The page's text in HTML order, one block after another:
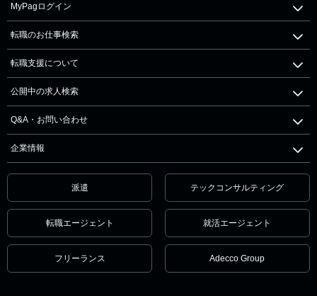
MyPagログイン
転職のお仕事検索
転職支援について
公開中の求人検索
Q&A・お問い合わせ
企業情報
派遣 テックコンサルティング
転職エージェント 就活エージェント
フリーランス Adecco Group